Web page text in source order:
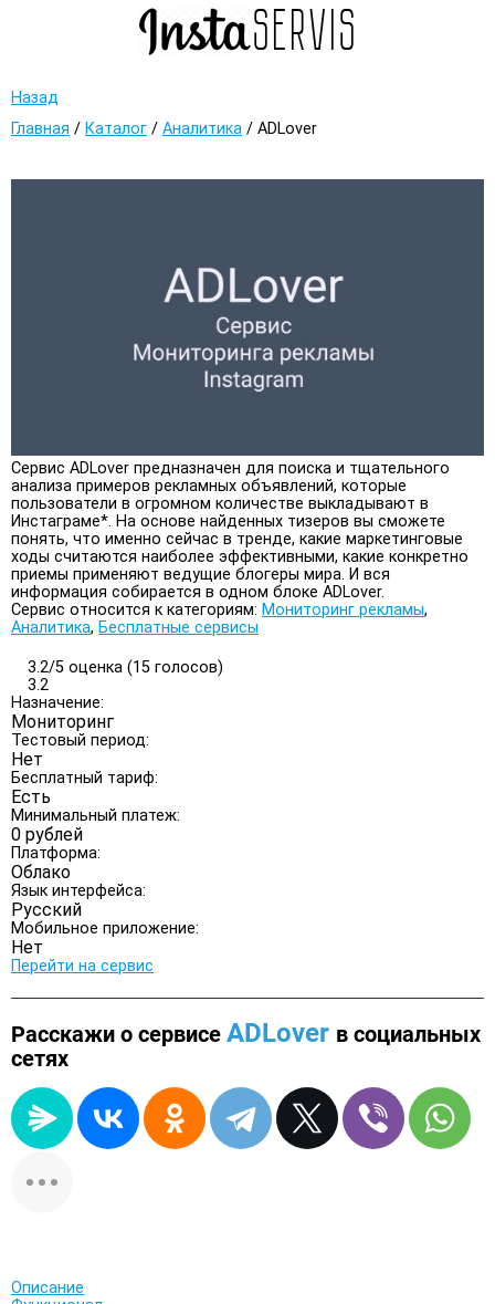
Назад
Главная / Каталог / Аналитика / ADLover
Сервис ADLover предназначен для поиска и тщательного
анализа примеров рекламных объявлений, которые
пользователи в огромном количестве выкладывают в
Инстаграме*. На основе найденных тизеров вы сможете
понять, что именно сейчас в тренде, какие маркетинговые
ходы считаются наиболее эффективными, какие конкретно
приемы применяют ведущие блогеры мира. И вся
информация собирается в одном блоке ADLover.
Сервис относится к категориям: Мониторинг рекламы,
Аналитика, Бесплатные сервисы
3.2/5 оценка (15 голосов)
3.2
Назначение:
Мониторинг
Тестовый период:
Нет
Бесплатный тариф:
Есть
Минимальный платеж:
0 рублей
Платформа:
Облако
Язык интерфейса:
Русский
Мобильное приложение:
Нет
Перейти на сервис
Расскажи о сервисе ADLover в социальных
сетях
Описание